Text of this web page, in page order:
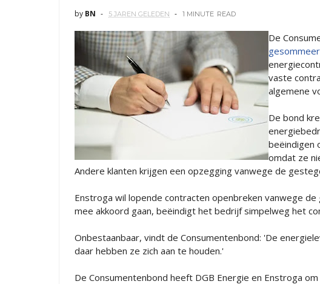
by BN 5 JAREN GELEDEN 1 MINUTE READ
De
vaste
algemene
De bond
beëindigen
omdat ze
Andere klanten krijgen een opzegging vanwege de
Enstroga wil lopende contracten openbreken vanwege
mee akkoord gaan, beëindigt het bedrijf simpelweg het
Onbestaanbaar, vindt de Consumentenbond: 'De
daar hebben ze zich aan te houden.'
De Consumentenbond heeft DGB Energie en Enstroga